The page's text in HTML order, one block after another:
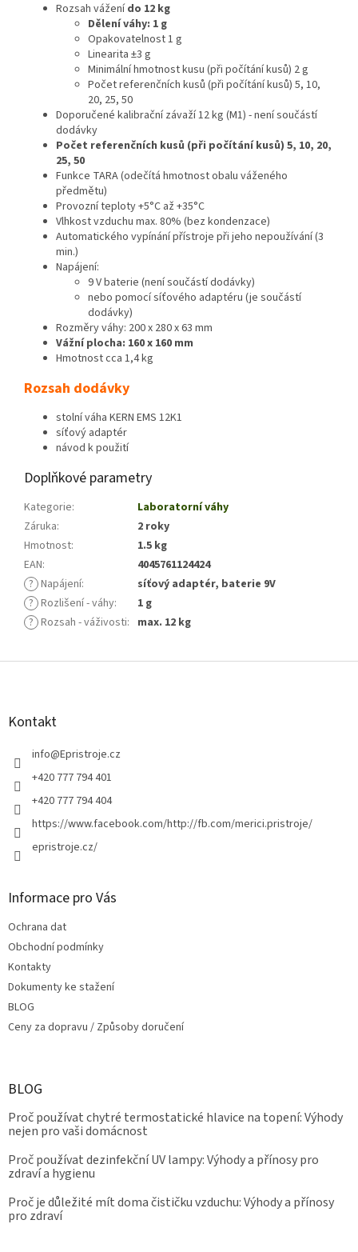
Rozsah váženído 12 kg
Dělení váhy: 1 g
Opakovatelnost 1 g
Linearita ±3 g
Minimální hmotnost kusu (při počítání kusů) 2 g
Počet referenčních kusů (při počítání kusů) 5, 10,
20, 25, 50
Doporučené kalibrační závaží 12 kg (M1) - není součástí
dodávky
Počet referenčních kusů (při počítání kusů) 5, 10, 20,
25, 50
Funkce TARA (odečítá hmotnost obalu váženého
předmětu)
Provozní teploty +5°C až +35°C
Vlhkost vzduchu max. 80% (bez kondenzace)
Automatického vypínání přístroje při jeho nepoužívání (3
min.)
Napájení:
9 V baterie (není součástí dodávky)
nebo pomocí síťového adaptéru (je součástí
dodávky)
Rozměry váhy: 200 x 280 x 63 mm
Vážní plocha: 160 x 160 mm
Hmotnost cca 1,4 kg
Rozsah dodávky
stolní váha KERN EMS 12K1
síťový adaptér
návod k použití
Doplňkové parametry
Kategorie:
Laboratorní váhy
Záruka:
2 roky
Hmotnost:
1.5 kg
EAN:
4045761124424
? Napájení:
síťový adaptér, baterie 9V
? Rozlišení - váhy:
1 g
? Rozsah - váživosti: max. 12 kg
Z
Kontakt
info@Epristroje.cz
+420 777 794 401
+420 777 794 404
https://www.facebook.com/http://fb.com/merici.pristroje/
epristroje.cz/
Informace pro Vás
Ochrana dat
Obchodní podmínky
Kontakty
Dokumenty ke stažení
BLOG
Ceny za dopravu / Způsoby doručení
BLOG
Proč používat chytré termostatické hlavice na topení: Výhody
nejen pro vaši domácnost
Proč používat dezinfekční UV lampy: Výhody a přínosy pro
zdraví a hygienu
Proč je důležité mít doma čističku vzduchu: Výhody a přínosy
pro zdraví